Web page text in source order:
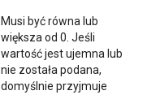
Musi być równa lub
większa od 0. Jeśli
wartość jest ujemna lub
nie została podana,
domyślnie przyjmuje